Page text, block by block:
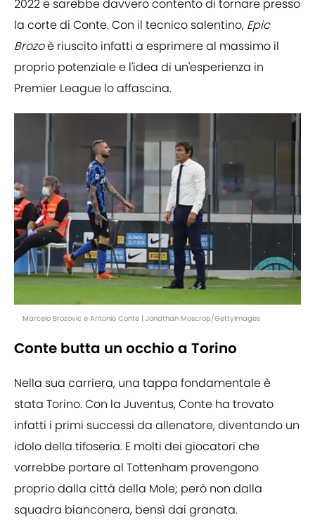
2022 e sarebbe davvero contento di tornare presso
la corte di Conte. Con il tecnico salentino, Epic
Brozoè riuscito infatti a esprimere al massimo il
proprio potenziale e l'idea di un'esperienza in
Premier League lo affascina.
Marcelo Brozovic e Antonio Conte | Jonathan Moscrop/GettyImages
Conte butta un occhio a Torino
Nella sua carriera, una tappa fondamentale è
stata Torino. Con la Juventus, Conte ha trovato
infatti i primi successi da allenatore, diventando un
idolo della tifoseria. E molti dei giocatori che
vorrebbe portare al Tottenham provengono
proprio dalla città della Mole; però non dalla
squadra bianconera, bensì dai granata.